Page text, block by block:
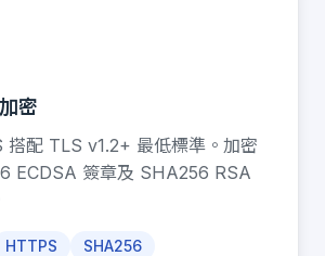
密
配 TLS v1.2+ 最低標準。加密
ECDSA 簽章及 SHA256 RSA
HTTPS SHA256